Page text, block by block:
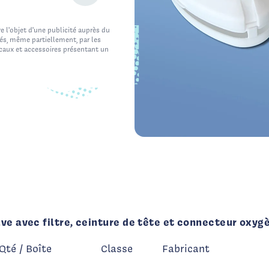
l'objet d'une publicité auprès du
même partiellement, par les
et accessoires présentant un
avec filtre, ceinture de tête et connecteur
/ Boîte Classe
Fabricant